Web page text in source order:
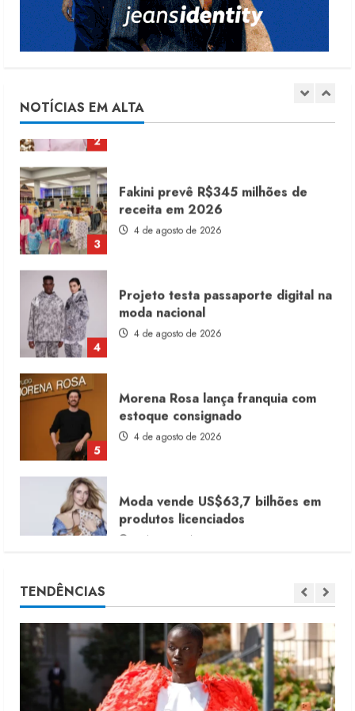
NOTÍCIAS EM ALTA
1
2
5 de agosto de 2026
3
receita em 2026
4 de agosto de 2026
4 de agosto de 2026
estoque consignado
4 de agosto de 2026
1
produtos licenciados
6 de agosto de 2026
2
Fakini prevê R$345 milhões de
receita em 2026
TENDÊNCIAS